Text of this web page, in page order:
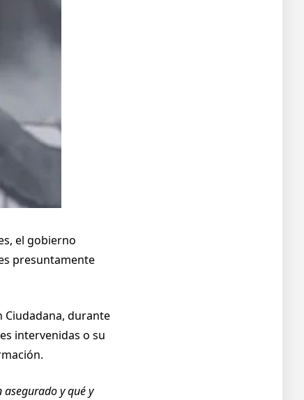
el gobierno
presuntamente
Ciudadana, durante
intervenidas o su
y qué y